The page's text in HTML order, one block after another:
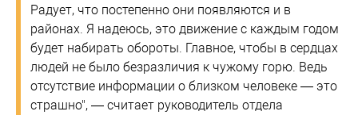
Радует, что постепенно они появляются и в
районах. Я надеюсь, это движение с каждым годом
будет набирать обороты. Главное, чтобы в сердцах
людей не было безразличия к чужому горю. Ведь
отсутствие информации о близком человеке — это
страшно", — считает руководитель отдела